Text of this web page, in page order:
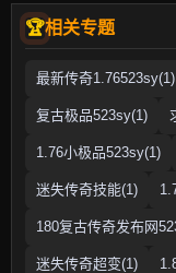
相关专题
最新传奇1.76523sy(1)
复古极品523sy(1)
1.76小极品523sy(1)
迷失传奇技能(1)
180复古传奇发布网
迷失传奇超变(1)